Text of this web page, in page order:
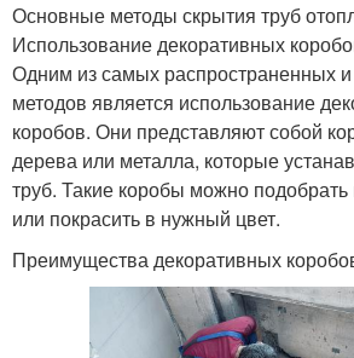
Основные методы скрытия труб
Использование декоративных
Одним из самых распространенных
методов является использование
коробов. Они представляют собой
дерева или металла, которые
труб. Такие коробы можно подобрать
или покрасить в нужный цвет.
Преимущества декоративных